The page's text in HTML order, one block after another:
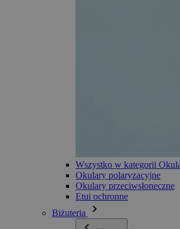
Wszystko w kategorii
Okulary polaryzacyjne
Okulary przeciwsłoneczne
Etui ochronne
Biżuteria